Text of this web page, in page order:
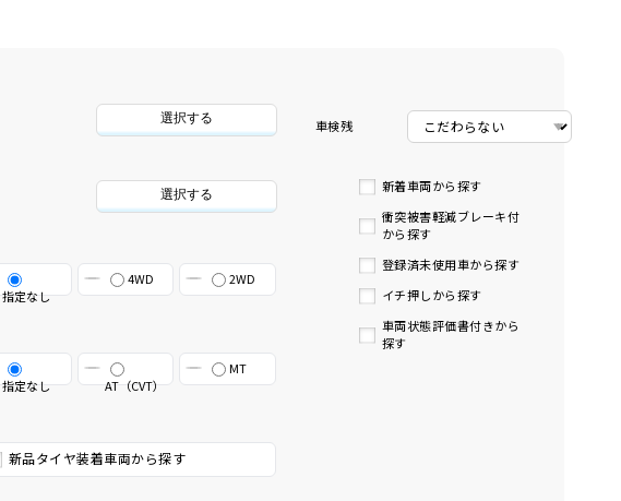
選択する
選択する
指定なし
4WD 2WD
指定なし AT（CVT）
MT
新品タイヤ装着車両から探す
車検残
新着車両から探す
衝突被害軽減ブレーキ付
から探す
登録済未使用車から探す
イチ押しから探す
車両状態評価書付きから
探す